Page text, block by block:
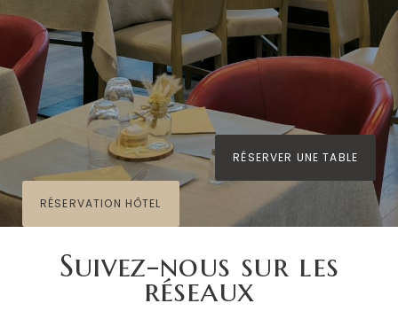
RÉSERVER UNE TABLE
RÉSERVATION HÔTEL
Suivez-nous sur les
réseaux